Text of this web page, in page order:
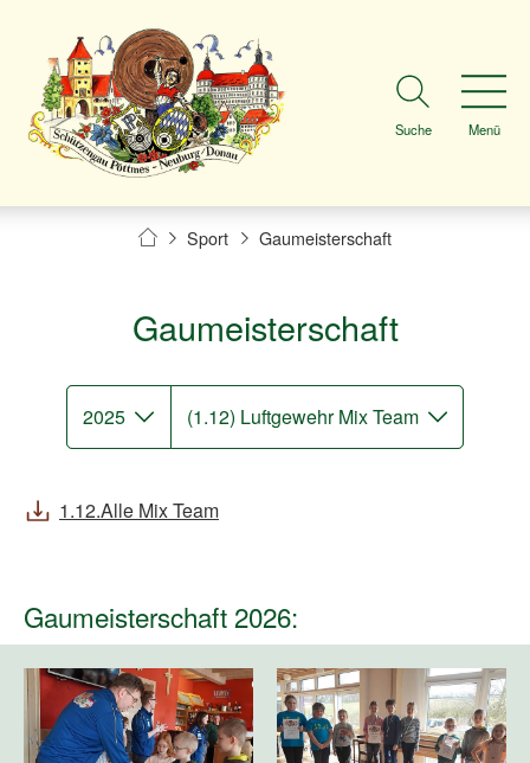
Suche Menü
Gaumeisterschaft
Sport
Gaumeisterschaft
2025 (1.12) Luftgewehr Mix Team
1.12.Alle Mix Team
Gaumeisterschaft 2026: